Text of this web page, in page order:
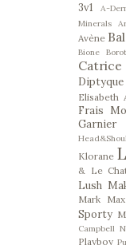
3v1 A-
Minerals
Avène
Bione
Catrice
Diptyque
Elisabeth
Frais
Garnier
Klorane
& Le
Lush
Mark
Sporty
Campbell
Playboy